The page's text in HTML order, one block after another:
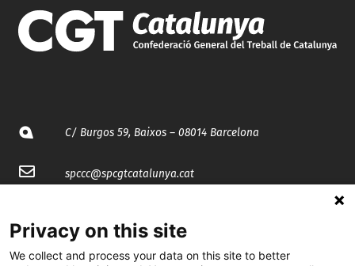
C/ Burgos 59, Baixos – 08014 Barcelona
spccc@spcgtcatalunya.cat
@CGTCatalunya
Privacy on this site
We collect and process your data on this site to better